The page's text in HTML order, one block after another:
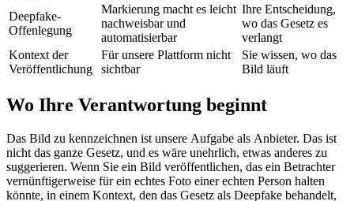
Deepfake-
Offenlegung
Markierung macht es leicht
nachweisbar und
automatisierbar
Ihre Entscheidung,
wo das Gesetz es
verlangt
Kontext der
Veröffentlichung
Für unsere Plattform nicht
sichtbar
Sie wissen, wo das
Bild läuft
Wo Ihre Verantwortung beginnt
Das Bild zu kennzeichnen ist unsere Aufgabe als Anbieter. Das ist
nicht das ganze Gesetz, und es wäre unehrlich, etwas anderes zu
suggerieren. Wenn Sie ein Bild veröffentlichen, das ein Betrachter
vernünftigerweise für ein echtes Foto einer echten Person halten
könnte, in einem Kontext, den das Gesetz als Deepfake behandelt,